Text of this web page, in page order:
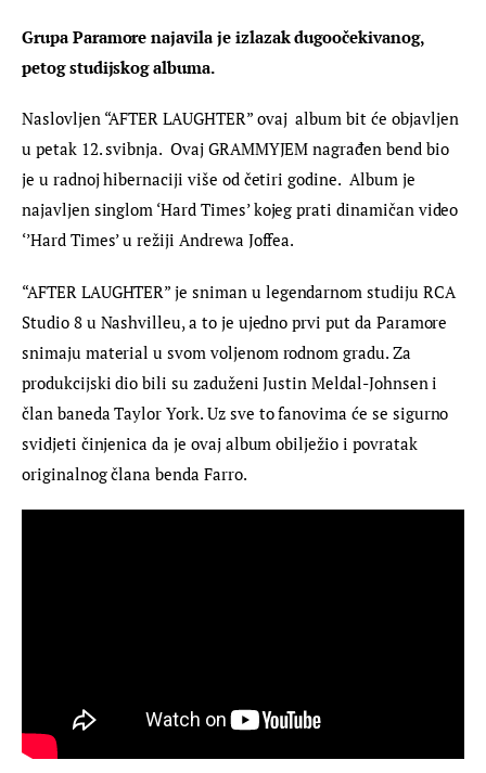
Grupa Paramore najavila je izlazak dugoočekivanog,
petog studijskog albuma.
Naslovljen “AFTER LAUGHTER” ovaj  album bit će objavljen
u petak 12. svibnja.  Ovaj GRAMMYJEM nagrađen bend bio
je u radnoj hibernaciji više od četiri godine.  Album je
najavljen singlom ‘Hard Times’ kojeg prati dinamičan video
‘’Hard Times’ u režiji Andrewa Joffea.
“AFTER LAUGHTER” je sniman u legendarnom studiju RCA
Studio 8 u Nashvilleu, a to je ujedno prvi put da Paramore
snimaju material u svom voljenom rodnom gradu. Za
produkcijski dio bili su zaduženi Justin Meldal-Johnsen i
član baneda Taylor York. Uz sve to fanovima će se sigurno
svidjeti činjenica da je ovaj album obilježio i povratak
originalnog člana benda Farro.